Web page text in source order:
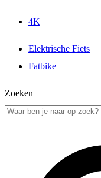
4K
Elektrische Fiets
Fatbike
Zoeken